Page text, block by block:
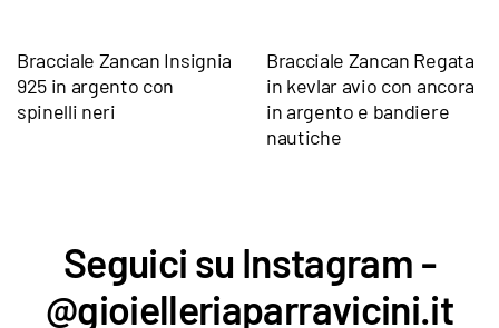
Bracciale Zancan Insignia
925 in argento con
spinelli neri
Bracciale Zancan Regata
in kevlar avio con ancora
in argento e bandiere
nautiche
Seguici su Instagram -
@gioielleriaparravicini.it